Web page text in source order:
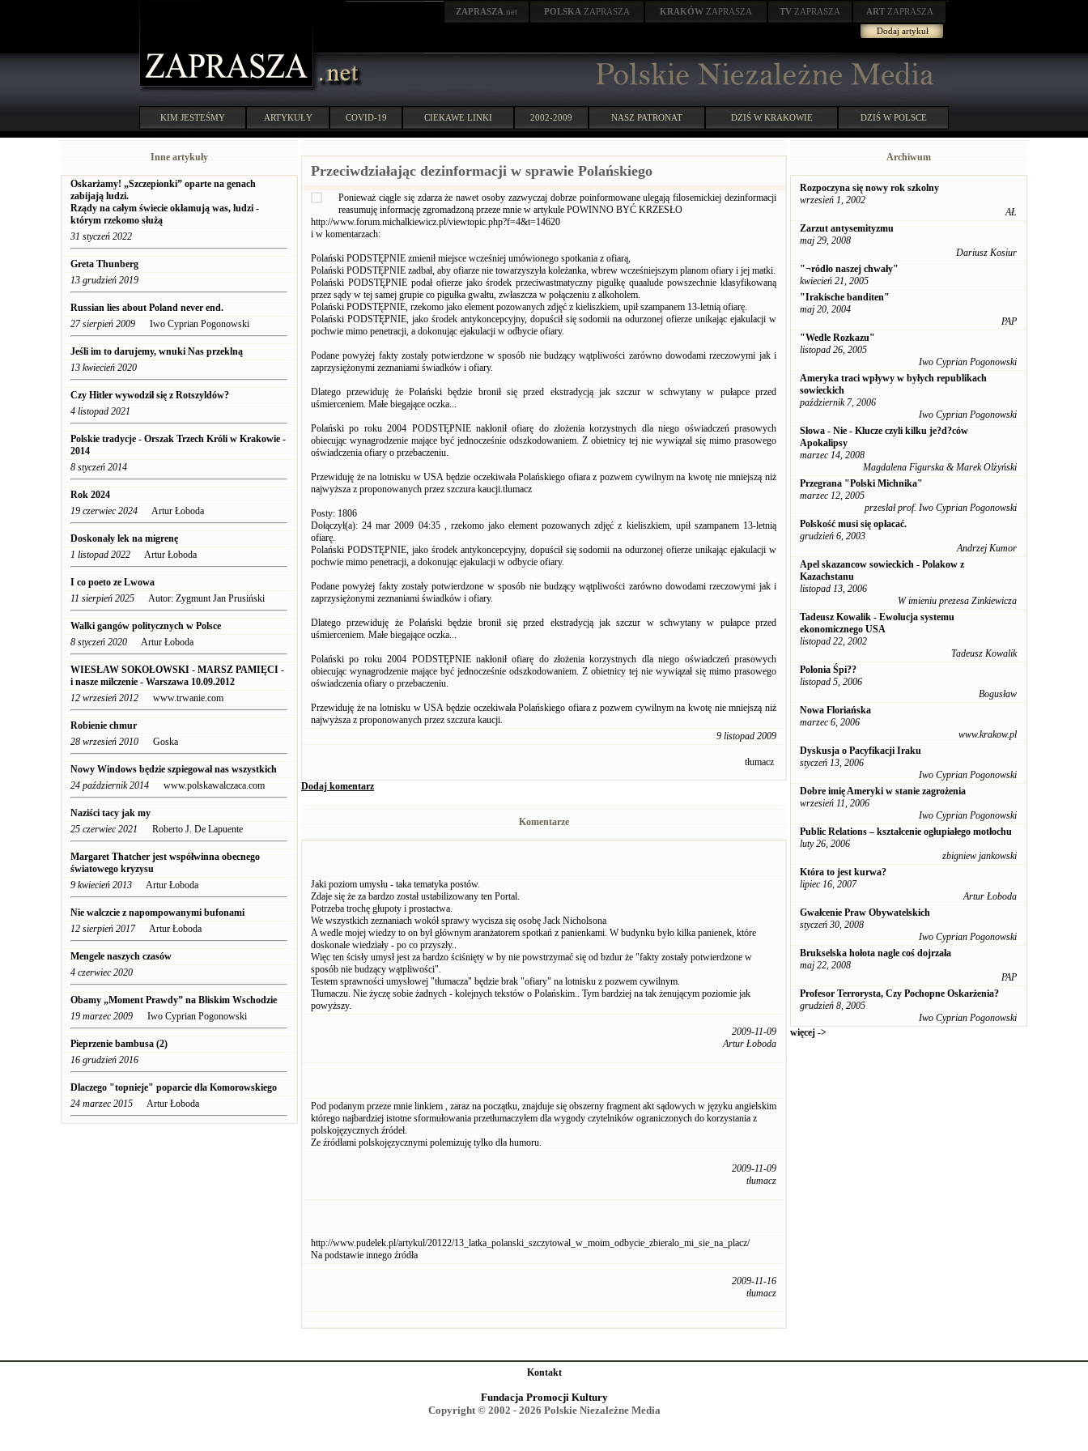
ZAPRASZA .net POLSKA ZAPRASZA KRAKÓW ZAPRASZA TV ZAPRASZA ART ZAPRASZA
Dodaj artykuł
KIM JESTEŚMY ARTYKUŁY COVID-19 CIEKAWE LINKI 2002-2009 NASZ PATRONAT DZIŚ W KRAKOWIE DZIŚ W POLSCE
Inne artykuły
Oskarżamy! „Szczepionki” oparte na genach
zabijają ludzi.
Rządy na całym świecie okłamują was, ludzi -
którym rzekomo służą
31 styczeń 2022
Greta Thunberg
13 grudzień 2019
Russian lies about Poland never end.
27 sierpień 2009 Iwo Cyprian Pogonowski
Jeśli im to darujemy, wnuki Nas przeklną
13 kwiecień 2020
Czy Hitler wywodził się z Rotszyldów?
4 listopad 2021
Polskie tradycje - Orszak Trzech Króli w Krakowie -
2014
8 styczeń 2014
Rok 2024
19 czerwiec 2024 Artur Łoboda
Doskonały lek na migrenę
1 listopad 2022 Artur Łoboda
I co poeto ze Lwowa
11 sierpień 2025 Autor: Zygmunt Jan Prusiński
Walki gangów politycznych w Polsce
8 styczeń 2020 Artur Łoboda
WIESŁAW SOKOŁOWSKI - MARSZ PAMIĘCI -
i nasze milczenie - Warszawa 10.09.2012
12 wrzesień 2012 www.trwanie.com
Robienie chmur
28 wrzesień 2010 Goska
Nowy Windows będzie szpiegował nas wszystkich
24 październik 2014 www.polskawalczaca.com
Naziści tacy jak my
25 czerwiec 2021 Roberto J. De Lapuente
Margaret Thatcher jest współwinna obecnego
światowego kryzysu
9 kwiecień 2013 Artur Łoboda
Nie walczcie z napompowanymi bufonami
12 sierpień 2017Artur Łoboda
Mengele naszych czasów
4 czerwiec 2020
Obamy „Moment Prawdy” na Bliskim Wschodzie
19 marzec 2009 Iwo Cyprian Pogonowski
Pieprzenie bambusa (2)
16 grudzień 2016
Dlaczego "topnieje" poparcie dla Komorowskiego
24 marzec 2015 Artur Łoboda
Przeciwdziałając dezinformacji w sprawie Polańskiego
Ponieważ ciągle się zdarza że nawet osoby zazwyczaj dobrze poinformowane ulegają filosemickiej dezinformacji
reasumuję informację zgromadzoną przeze mnie w artykule POWINNO BYĆ KRZESŁO
http://www.forum.michalkiewicz.pl/viewtopic.php?f=4&t=14620
i w komentarzach:
Polański PODSTĘPNIE zmienił miejsce wcześniej umówionego spotkania z ofiarą,
Polański PODSTĘPNIE zadbał, aby ofiarze nie towarzyszyła koleżanka, wbrew wcześniejszym planom ofiary i jej matki.
Polański PODSTĘPNIE podał ofierze jako środek przeciwastmatyczny pigułkę quaalude powszechnie klasyfikowaną
przez sądy w tej samej grupie co pigułka gwałtu, zwłaszcza w połączeniu z alkoholem.
Polański PODSTĘPNIE, rzekomo jako element pozowanych zdjęć z kieliszkiem, upił szampanem 13-letnią ofiarę.
Polański PODSTĘPNIE, jako środek antykoncepcyjny, dopuścił się sodomii na odurzonej ofierze unikając ejakulacji w
pochwie mimo penetracji, a dokonując ejakulacji w odbycie ofiary.
Podane powyżej fakty zostały potwierdzone w sposób nie budzący wątpliwości zarówno dowodami rzeczowymi jak i
zaprzysiężonymi zeznaniami świadków i ofiary.
Dlatego przewiduję że Polański będzie bronił się przed ekstradycją jak szczur w schwytany w pułapce przed
uśmierceniem. Małe biegające oczka...
Polański po roku 2004 PODSTĘPNIE nakłonił ofiarę do złożenia korzystnych dla niego oświadczeń prasowych
obiecując wynagrodzenie mające być jednocześnie odszkodowaniem. Z obietnicy tej nie wywiązał się mimo prasowego
oświadczenia ofiary o przebaczeniu.
Przewiduję że na lotnisku w USA będzie oczekiwała Polańskiego ofiara z pozwem cywilnym na kwotę nie mniejszą niż
najwyższa z proponowanych przez szczura kaucji.tlumacz
Posty: 1806
Dołączył(a): 24 mar 2009 04:35 , rzekomo jako element pozowanych zdjęć z kieliszkiem, upił szampanem 13-letnią
ofiarę.
Polański PODSTĘPNIE, jako środek antykoncepcyjny, dopuścił się sodomii na odurzonej ofierze unikając ejakulacji w
pochwie mimo penetracji, a dokonując ejakulacji w odbycie ofiary.
Podane powyżej fakty zostały potwierdzone w sposób nie budzący wątpliwości zarówno dowodami rzeczowymi jak i
zaprzysiężonymi zeznaniami świadków i ofiary.
Dlatego przewiduję że Polański będzie bronił się przed ekstradycją jak szczur w schwytany w pułapce przed
uśmierceniem. Małe biegające oczka...
Polański po roku 2004 PODSTĘPNIE nakłonił ofiarę do złożenia korzystnych dla niego oświadczeń prasowych
obiecując wynagrodzenie mające być jednocześnie odszkodowaniem. Z obietnicy tej nie wywiązał się mimo prasowego
oświadczenia ofiary o przebaczeniu.
Przewiduję że na lotnisku w USA będzie oczekiwała Polańskiego ofiara z pozwem cywilnym na kwotę nie mniejszą niż
najwyższa z proponowanych przez szczura kaucji.
9 listopad 2009
tłumacz
Dodaj komentarz
Komentarze
Jaki poziom umysłu - taka tematyka postów.
Zdaje się że za bardzo został ustabilizowany ten Portal.
Potrzeba trochę głupoty i prostactwa.
We wszystkich zeznaniach wokół sprawy wycisza się osobę Jack Nicholsona
A wedle mojej wiedzy to on był głównym aranżatorem spotkań z panienkami. W budynku było kilka panienek, które
doskonale wiedziały - po co przyszły..
Więc ten ścisły umysł jest za bardzo ściśnięty w by nie powstrzymać się od bzdur że "fakty zostały potwierdzone w
sposób nie budzący wątpliwości".
Testem sprawności umysłowej "tłumacza" będzie brak "ofiary" na lotnisku z pozwem cywilnym.
Tłumaczu. Nie życzę sobie żadnych - kolejnych tekstów o Polańskim.. Tym bardziej na tak żenującym poziomie jak
powyższy.
2009-11-09
Artur Łoboda
Pod podanym przeze mnie linkiem , zaraz na początku, znajduje się obszerny fragment akt sądowych w języku angielskim
którego najbardziej istotne sformułowania przetłumaczyłem dla wygody czytelników ograniczonych do korzystania z
polskojęzycznych źródeł.
Ze źródłami polskojęzycznymi polemizuję tylko dla humoru.
2009-11-09
tłumacz
http://www.pudelek.pl/artykul/20122/13_latka_polanski_szczytowal_w_moim_odbycie_zbieralo_mi_sie_na_placz/
Na podstawie innego źródła
2009-11-16
tłumacz
Archiwum
Rozpoczyna się nowy rok szkolny
wrzesień 1, 2002
AŁ
Zarzut antysemityzmu
maj 29, 2008
Dariusz Kosiur
"¬ródło naszej chwały"
kwiecień 21, 2005
"Irakische banditen"
maj 20, 2004
PAP
"Wedle Rozkazu"
listopad 26, 2005
Iwo Cyprian Pogonowski
Ameryka traci wpływy w byłych republikach
sowieckich
październik 7, 2006
Iwo Cyprian Pogonowski
Słowa - Nie - Klucze czyli kilku je?d?ców
Apokalipsy
marzec 14, 2008
Magdalena Figurska & Marek Olżyński
Przegrana "Polski Michnika"
marzec 12, 2005
przesłał prof. Iwo Cyprian Pogonowski
Polskość musi się opłacać.
grudzień 6, 2003
Andrzej Kumor
Apel skazancow sowieckich - Polakow z
Kazachstanu
listopad 13, 2006
W imieniu prezesa Zinkiewicza
Tadeusz Kowalik - Ewolucja systemu
ekonomicznego USA
listopad 22, 2002
Tadeusz Kowalik
Polonia Śpi??
listopad 5, 2006
Bogusław
Nowa Floriańska
marzec 6, 2006
www.krakow.pl
Dyskusja o Pacyfikacji Iraku
styczeń 13, 2006
Iwo Cyprian Pogonowski
Dobre imię Ameryki w stanie zagrożenia
wrzesień 11, 2006
Iwo Cyprian Pogonowski
Public Relations – kształcenie ogłupiałego motłochu
luty 26, 2006
zbigniew jankowski
Która to jest kurwa?
lipiec 16, 2007
Artur Łoboda
Gwałcenie Praw Obywatelskich
styczeń 30, 2008
Iwo Cyprian Pogonowski
Brukselska hołota nagle coś dojrzała
maj 22, 2008
PAP
Profesor Terrorysta, Czy Pochopne Oskarżenia?
grudzień 8, 2005
Iwo Cyprian Pogonowski
więcej ->
Kontakt
Fundacja Promocji Kultury
Copyright © 2002 - 2026 Polskie Niezależne Media